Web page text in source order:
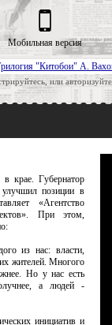
"Китобои" А.
или
Мобильная версия
крае. Губернатор
позиции в
«Агентство
При этом,
из нас: власти,
жителей. Многого
Но у нас есть
а людей -
инициатив и